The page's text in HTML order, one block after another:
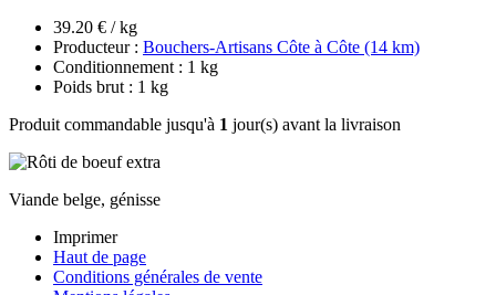
39.20 € / kg
Producteur : Bouchers-Artisans Côte à Côte (14 km)
Conditionnement : 1 kg
Poids brut : 1 kg
Produit commandable jusqu'à 1 jour(s) avant la livraison
Viande belge, génisse
Imprimer
Haut de page
Conditions générales de vente